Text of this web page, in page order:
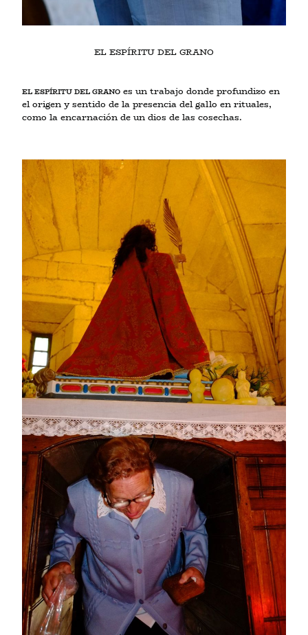
EL ESPÍRITU DEL GRANO
EL ESPÍRITU DEL GRANO es un trabajo donde profundizo en
el origen y sentido de la presencia del gallo en rituales,
como la encarnación de un dios de las cosechas.